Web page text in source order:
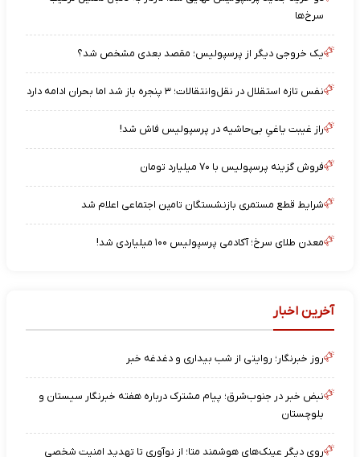
سرخ‌ها
یک خروجی دیگر از پرسپولیس؛ مقصد بعدی مشخص شد؟
نفس تازه استقلال در نقل‌وانتقالات؛ ۳ پنجره باز شد اما بحران ادامه دارد
راز غیبت یاغیِ بی‌حاشیه در پرسپولیس فاش شد!
فروش گزینه پرسپولیس با ۷۰ میلیارد تومان
شرایط قطع مستمری بازنشستگان تامین اجتماعی اعلام شد
معدن طلای سرخ؛ آکادمی پرسپولیس ۱۰۰ میلیاردی شد!
آخرین اخبار
روز خبرنگار؛ روایتی از شب‌ بیداری و دغدغه خبر
نبض خبر در جنوب‌شرق؛ پیام مشترک درباره هفته خبرنگار سیستان‌ و
بلوچستان
روی دیگر عینک‌های هوشمند متا؛ از نوآوری تا تهدید امنیت شخصی